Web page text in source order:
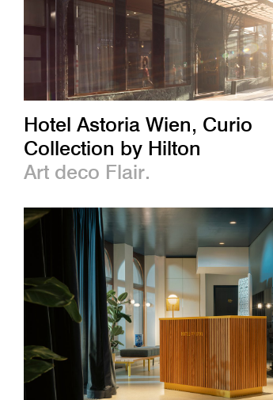
Hotel Astoria Wien, Curio
Collection by Hilton
Art deco Flair.